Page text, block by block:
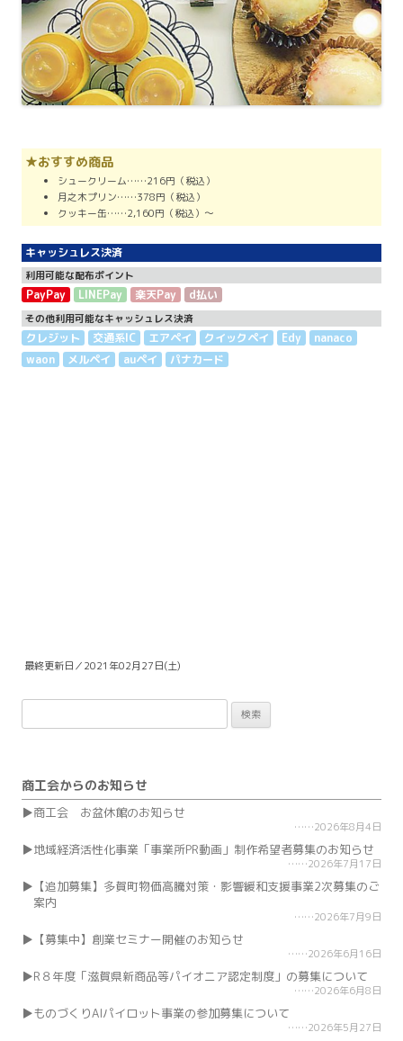
★おすすめ商品
シュークリーム……216円（税込）
月之木プリン……378円（税込）
クッキー缶……2,160円（税込）〜
キャッシュレス決済
利用可能な配布ポイント
PayPay LINEPay 楽天Pay d払い
その他利用可能なキャッシュレス決済
クレジット 交通系IC エアペイ クイックペイ Edy
nanaco
waon
メルペイ auペイ パナカード
最終更新日／2021年02月27日(土)
索:
商工会からのお知らせ
商工会 お盆休館のお知らせ
2026年8月4日
地域経済活性化事業「事業所PR動画」制作希望者募集のお知らせ
2026年7月17日
【追加募集】多賀町物価高騰対策・影響緩和支援事業2次募集のご
案内
2026年7月9日
【募集中】創業セミナー開催のお知らせ
2026年6月16日
R８年度「滋賀県新商品等パイオニア認定制度」の募集について
2026年6月8日
ものづくりAIパイロット事業の参加募集について
2026年5月27日